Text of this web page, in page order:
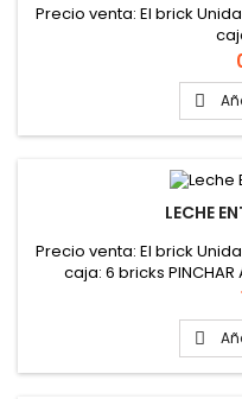
Precio venta: El brick

LECHE
Precio venta: El brick
caja: 6 bricks PINCHAR
